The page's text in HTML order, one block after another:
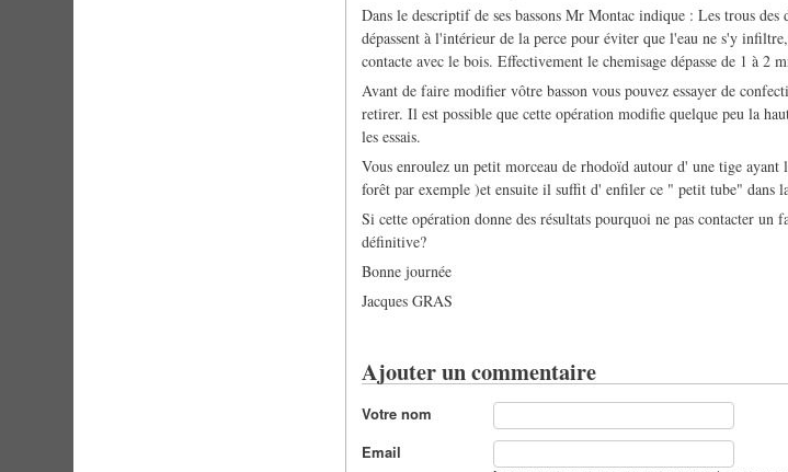
Dans le descriptif de ses bassons Mr Montac indique : Les trous des
dépassent à l'intérieur de la perce pour éviter que l'eau ne s'y
contacte avec le bois. Effectivement le chemisage dépasse de 1 à 2
Avant de faire modifier vôtre basson vous pouvez essayer de
retirer. Il est possible que cette opération modifie quelque peu la
les essais.
Vous enroulez un petit morceau de rhodoïd autour d' une tige
forêt par exemple )et ensuite il suffit d' enfiler ce " petit tube" dans
Si cette opération donne des résultats pourquoi ne pas contacter un
définitive?
Bonne journée
Jacques GRAS
Ajouter un commentaire
Votre nom
Email